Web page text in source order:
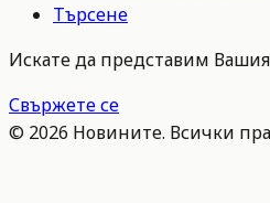
Търсене
Искате да представим
Свържете се
© 2026 Новините. Всички